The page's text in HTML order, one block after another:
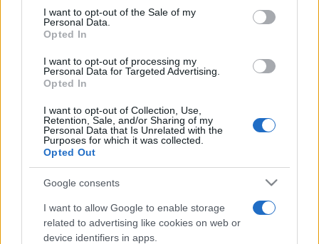
consent section.
I want to opt-out of the Sale of my
Personal Data.
Opted In
I want to opt-out of processing my
Personal Data for Targeted Advertising.
Opted In
I want to opt-out of Collection, Use,
Retention, Sale, and/or Sharing of my
Personal Data that Is Unrelated with the
Purposes for which it was collected.
Opted Out
Google consents
I want to allow Google to enable storage
related to advertising like cookies on web or
device identifiers in apps.
című koncertre készülve tekintjük át munkásságukat hét
dalon keresztül.
Bródy János misztikusnak érzi a dalaiból
rendezett hatórás Sziget-napot
Bródy János vasárnap végig kint lesz a Szigeten, kíváncsi
mindenkire, aki a dalait énekli. „A program nagy része
meglepetés számomra, és az egész hatalmas
megtiszteltetés” – mondta a 80 éves dalszerző, előadó,
akinek tiszteletére augusztus 9-én mínusz egyedik napot